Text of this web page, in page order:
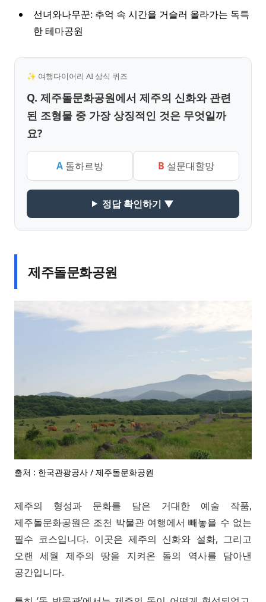
선녀와나무꾼: 추억 속 시간을 거슬러 올라가는 독특
한 테마공원
✨ 여행다이어리 AI 상식 퀴즈
Q. 제주돌문화공원에서 제주의 신화와 관련
된 조형물 중 가장 상징적인 것은 무엇일까
요?
A 돌하르방 B 설문대할망
정답 확인하기 ▼
제주돌문화공원
출처 : 한국관광공사 / 제주돌문화공원
제주의 형성과 문화를 담은 거대한 예술 작품,
제주돌문화공원은 조천 박물관 여행에서 빼놓을 수 없는
필수 코스입니다. 이곳은 제주의 신화와 설화, 그리고
오랜 세월 제주의 땅을 지켜온 돌의 역사를 담아낸
공간입니다.